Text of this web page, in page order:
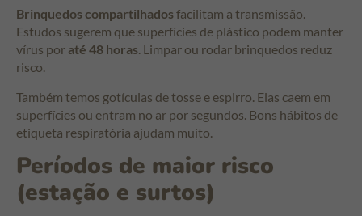
Brinquedos compartilhados facilitam a transmissão.
Estudos sugerem que superfícies de plástico podem manter
vírus por até 48 horas. Limpar ou rodar brinquedos reduz
risco.
Também temos gotículas de tosse e espirro. Elas caem em
superfícies ou entram no ar por segundos. Bons hábitos de
etiqueta respiratória ajudam muito.
Períodos de maior risco
(estação e surtos)